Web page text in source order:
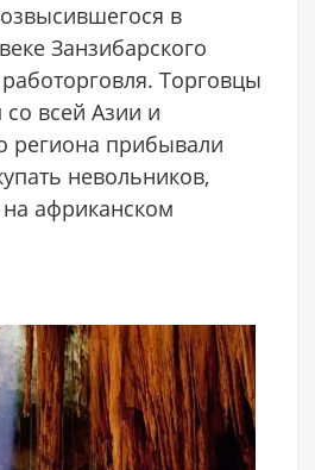
в
Занзибарского
Торговцы
всей Азии и
региона прибывали
невольников,
африканском